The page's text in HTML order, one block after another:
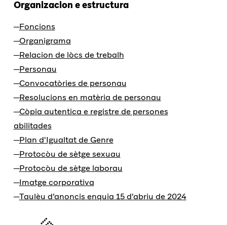
Organizacion e estructura
Foncions
Organigrama
Relacion de lòcs de trebalh
Personau
Convocatòries de personau
Resolucions en matèria de personau
Còpia autentica e registre de persones
abilitades
Plan d'Igualtat de Genre
Protocòu de sètge sexuau
Protocòu de sètge laborau
Imatge corporativa
Taulèu d’anoncis enquia 15 d'abriu de 2024